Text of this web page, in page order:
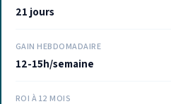
21 jours
GAIN HEBDOMADAIRE
12-15h/semaine
ROI À 12 MOIS